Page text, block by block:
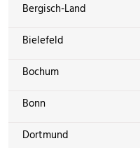
Bergisch-Land
Bielefeld
Bochum
Bonn
Dortmund